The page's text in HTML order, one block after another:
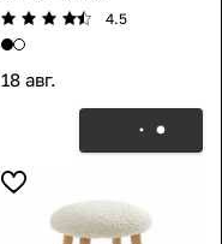
4.5
18 авг.